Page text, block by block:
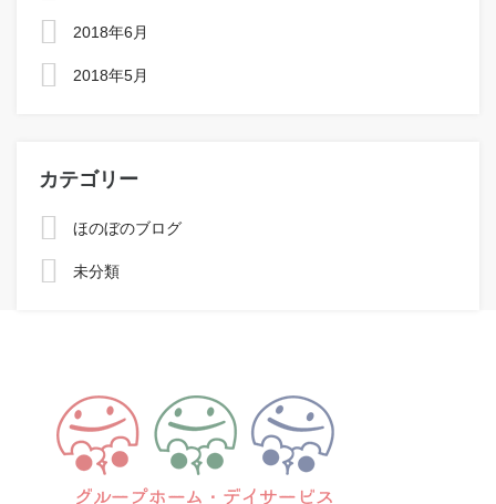
2018年6月
2018年5月
カテゴリー
ほのぼのブログ
未分類